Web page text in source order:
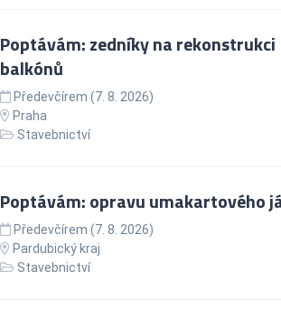
Poptávám: zedníky na rekonstrukci
balkónů
Předevčírem (7. 8. 2026)
Praha
Stavebnictví
Poptávám: opravu umakartového
Předevčírem (7. 8. 2026)
Pardubický kraj
Stavebnictví